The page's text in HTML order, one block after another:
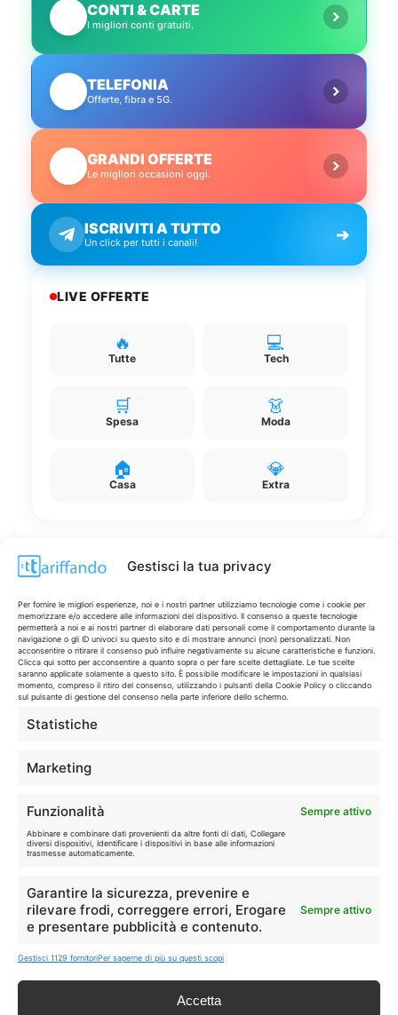
Gestisci la tua privacy
Per fornire le migliori esperienze, noi e i nostri partner utilizziamo tecnologie come i cookie per
memorizzare e/o accedere alle informazioni del dispositivo. Il consenso a queste tecnologie
permetterà a noi e ai nostri partner di elaborare dati personali come il comportamento durante la
navigazione o gli ID univoci su questo sito e di mostrare annunci (non) personalizzati. Non
acconsentire o ritirare il consenso può influire negativamente su alcune caratteristiche e funzioni.
Clicca qui sotto per acconsentire a quanto sopra o per fare scelte dettagliate. Le tue scelte
saranno applicate solamente a questo sito. È possibile modificare le impostazioni in qualsiasi
momento, compreso il ritiro del consenso, utilizzando i pulsanti della Cookie Policy o cliccando
sul pulsante di gestione del consenso nella parte inferiore dello schermo.
Statistiche
Marketing
Funzionalità Sempre attivo
Abbinare e combinare dati provenienti da altre fonti di dati, Collegare
diversi dispositivi, Identificare i dispositivi in base alle informazioni
trasmesse automaticamente.
Garantire la sicurezza, prevenire e
rilevare frodi, correggere errori, Erogare
e presentare pubblicità e contenuto.
Sempre attivo
Gestisci 1129 fornitoriPer saperne di più su questi scopi
Accetta
CONTI & CARTE
I migliori conti gratuiti.
TELEFONIA
Offerte, fibra e 5G.
GRANDI OFFERTE
Le migliori occasioni oggi.
ISCRIVITI A TUTTO
Un click per tutti i canali! ➔
LIVE OFFERTE
🔥
Tutte
💻
Tech
🛒
Spesa
👗
Moda
🏠
Casa
💎
Extra
Disclaimer
I marchi citati appartengono ai rispettivi proprietari. Le offerte
segnalate possono subire variazioni: verifica sempre le condizioni
sui siti ufficiali.
guadagno dagli acquisti idonei.
Note Legali|Cookie Policy